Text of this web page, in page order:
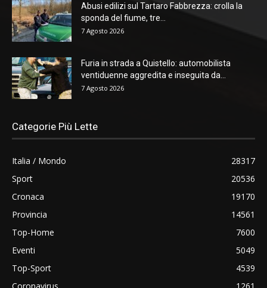
Abusi edilizi sul Tartaro Fabbrezza: crolla la
sponda del fiume, tre...
7 Agosto 2026
Furia in strada a Quistello: automobilista
ventiduenne aggredita e inseguita da...
7 Agosto 2026
Categorie Più Lette
Italia / Mondo
28317
Sport
20536
Cronaca
19170
Provincia
14561
Top-Home
7600
Eventi
5049
Top-Sport
4539